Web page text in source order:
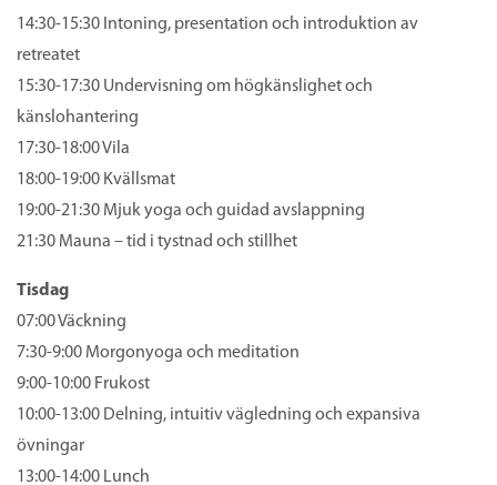
14:30-15:30 Intoning, presentation och introduktion av
retreatet
15:30-17:30 Undervisning om högkänslighet och
känslohantering
17:30-18:00 Vila
18:00-19:00 Kvällsmat
19:00-21:30 Mjuk yoga och guidad avslappning
21:30 Mauna – tid i tystnad och stillhet
Tisdag
07:00 Väckning
7:30-9:00 Morgonyoga och meditation
9:00-10:00 Frukost
10:00-13:00 Delning, intuitiv vägledning och expansiva
övningar
13:00-14:00 Lunch